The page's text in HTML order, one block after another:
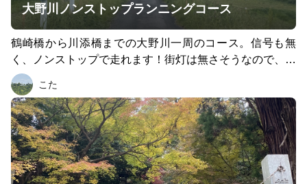
大野川ノンストップランニングコース
鶴崎橋から川添橋までの大野川一周のコース。信号も無
く、ノンストップで走れます！街灯は無さそうなので、走
るなら日がある内が良いと思われます。
こた